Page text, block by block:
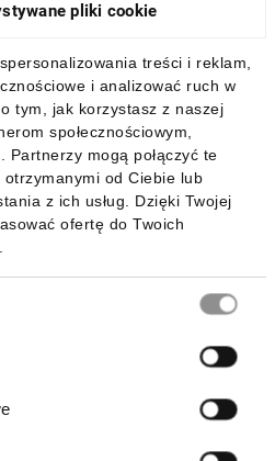
pliki cookie
treści i reklam,
i analizować ruch w
tym, jak korzystasz z naszej
społecznościowym,
Partnerzy mogą połączyć te
od Ciebie lub
z ich usług. Dzięki Twojej
ofertę do Twoich
aplikację mobilną: